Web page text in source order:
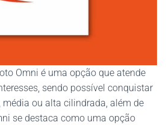
Omni é uma opção que atende
sendo possível conquistar
ou alta cilindrada, além de
se destaca como uma opção